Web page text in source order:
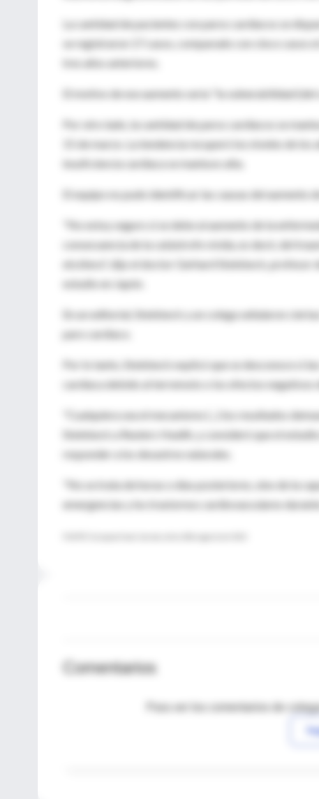
La cantidad de pacientes con paros cardíacos se
se registraron 17 casos, comparado con cinco casos
tres años anteriores.
El motivo de ese aumento sería "la vulnerabilidad
Por otro lado, la cantidad de paros cardíacos se
15 de marzo. La tendencia recuperó los niveles de
insuficiencia cardíaca se mantuvo alta.
El equipo no pudo identificar las causas del aumento
"No estoy seguro si se debe al aumento de la
consecuencia de la catástrofe vivida, es decir, del
etcétera", dijo el doctor Gerhard Steinbeck, profesor
estudio en Japón.
En un editorial, Steinbeck y un colega señalaron
paro cardíaco.
Por lo tanto, Steinbeck explicó que se desconoce si
cardíaca debido al terremoto o los efectos negativos
"Cualquiera sea el mecanismo (...) los resultados
Steinbeck a Reuters Health, y consideró que el
responder a los desastres naturales.
"No se trata de horas o días posteriores, sino de la
emergencias y los trastornos cardiovasculares durante
Comentarios
Para ver los comentarios de